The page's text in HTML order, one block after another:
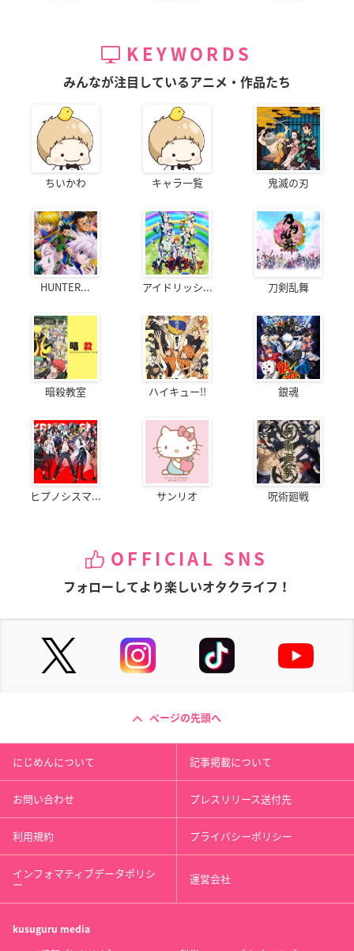
KEYWORDS
みんなが注目しているアニメ・作品たち
ちいかわ キャラ一覧 鬼滅の刃
HUNTER... アイドリッシ... 刀剣乱舞
暗殺教室 ハイキュー!! 銀魂
ヒプノシスマ... サンリオ 呪術廻戦
OFFICIAL SNS
フォローしてより楽しいオタクライフ！
ページの先頭へ
にじめんについて 記事掲載について
お問い合わせ プレスリリース送付先
利用規約 プライバシーポリシー
インフォマティブデータポリシ
ー 運営会社
kusuguru media